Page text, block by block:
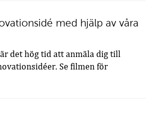
med hjälp av våra
det hög tid att anmäla dig till
Se filmen för